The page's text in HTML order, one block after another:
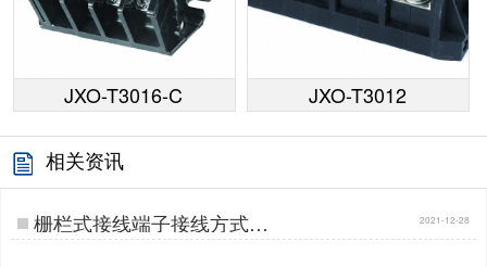
JXO-T3016-C JXO-T3012
相关资讯
栅栏式接线端子接线方式… 2021-12-28